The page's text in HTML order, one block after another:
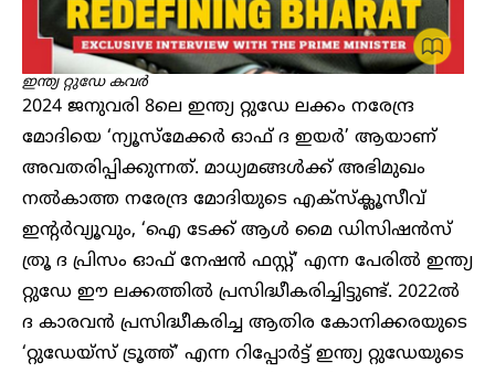
ഇന്ത്യ റ്റുഡേ കവർ
2024 ജനുവരി 8ലെ ഇന്ത്യ റ്റുഡേ ലക്കം നരേന്ദ്ര
മോദിയെ ‘ന്യൂസ്മേക്കർ ഓഫ് ദ ഇയർ’ ആയാണ്
അവതരിപ്പിക്കുന്നത്. മാധ്യമങ്ങൾക്ക് അഭിമുഖം
നൽകാത്ത നരേന്ദ്ര മോദിയുടെ എക്സ്ക്ലൂസീവ്
ഇന്റർവ്യൂവും, ‘ഐ ടേക്ക് ആൾ മൈ ഡിസിഷൻസ്
ത്രൂ ദ പ്രിസം ഓഫ് നേഷൻ ഫസ്റ്റ്’ എന്ന പേരിൽ ഇന്ത്യ
റ്റുഡേ ഈ ലക്കത്തിൽ പ്രസിദ്ധീകരിച്ചിട്ടുണ്ട്. 2022ൽ
ദ കാരവൻ പ്രസിദ്ധീകരിച്ച ആതിര കോനിക്കരയുടെ
‘റ്റുഡേയ്സ് ട്രൂത്ത്’ എന്ന റിപ്പോർട്ട് ഇന്ത്യ റ്റുഡേയുടെ